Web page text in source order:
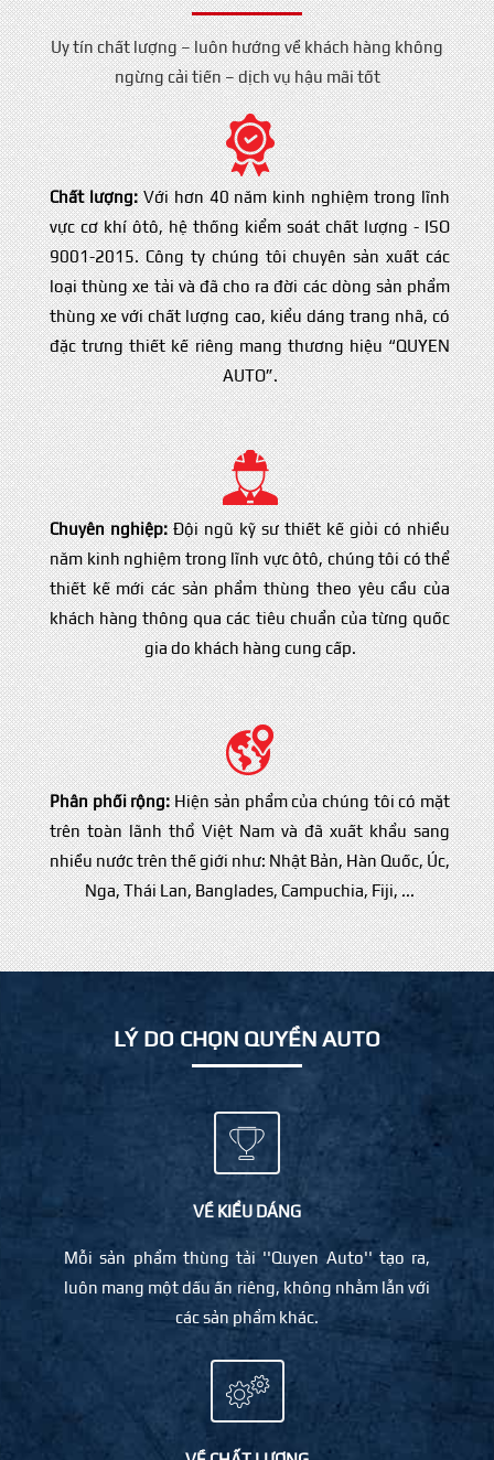
Uy tín chất lượng – luôn hướng về khách hàng không
ngừng cải tiến – dịch vụ hậu mãi tốt
Chất lượng:Với hơn 40 năm kinh nghiệm trong lĩnh
vực cơ khí ôtô, hệ thống kiểm soát chất lượng - ISO
9001-2015. Công ty chúng tôi chuyên sản xuất các
loại thùng xe tải và đã cho ra đời các dòng sản phẩm
thùng xe với chất lượng cao, kiểu dáng trang nhã, có
đặc trưng thiết kế riêng mang thương hiệu “QUYEN
AUTO”.
Chuyên nghiệp:Đội ngũ kỹ sư thiết kế giỏi có nhiều
năm kinh nghiệm trong lĩnh vực ôtô, chúng tôi có thể
thiết kế mới các sản phẩm thùng theo yêu cầu của
khách hàng thông qua các tiêu chuẩn của từng quốc
gia do khách hàng cung cấp.
Phân phối rộng:Hiện sản phẩm của chúng tôi có mặt
trên toàn lãnh thổ Việt Nam và đã xuất khẩu sang
nhiều nước trên thế giới như: Nhật Bản, Hàn Quốc, Úc,
Nga, Thái Lan, Banglades, Campuchia, Fiji, ...
LÝ DO CHỌN QUYỀN AUTO
VỀ KIỂU DÁNG
Mỗi sản phẩm thùng tải ''Quyen Auto'' tạo ra,
luôn mang một dấu ấn riêng, không nhằm lẫn với
các sản phẩm khác.